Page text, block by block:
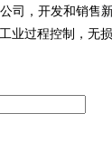
司，开发和销售
业过程控制，无